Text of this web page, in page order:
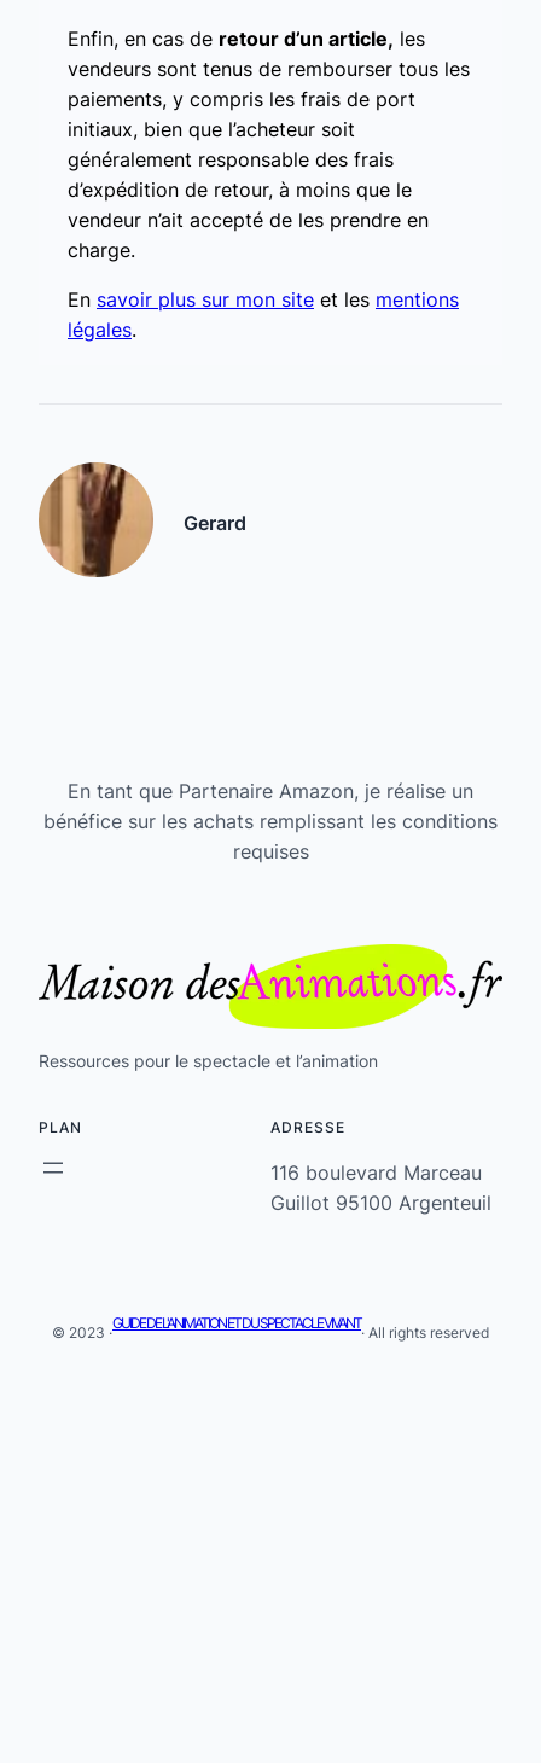
Enfin, en cas de retour d’un article, les
vendeurs sont tenus de rembourser tous les
paiements, y compris les frais de port
initiaux, bien que l’acheteur soit
généralement responsable des frais
d’expédition de retour, à moins que le
vendeur n’ait accepté de les prendre en
charge.
En savoir plus sur mon site et les mentions
légales.
Gerard
En tant que Partenaire Amazon, je réalise un
bénéfice sur les achats remplissant les conditions
requises
Ressources pour le spectacle et l’animation
PLAN ADRESSE
116 boulevard Marceau
Guillot 95100 Argenteuil
© 2023 ·
GUIDE DE L'ANIMATION ET DU SPECTACLE VIVANT
· All rights reserved